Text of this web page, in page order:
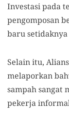
Investasi pada
pengomposan
baru
Selain itu,
melaporkan
sampah sangat
pekerja